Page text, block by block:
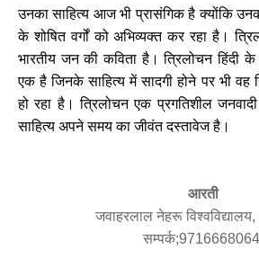
उनका साहित्य आज भी प्रासंगिक है क्योंकि
के शोषित वर्गों को अभिव्यक्त कर रहा है।
भारतीय जन की कविता है। त्रिलोचन हिंदी
एक है जिनके साहित्य में सादगी होने पर भी वह
हो रहा है। त्रिलोचन एक प्रगतिशील
साहित्य अपने समय का जीवंत दस्तावेज है।
आरती
जवाहरलाल नेहरू विश्वविद्यालय,
सम्पर्क;9716668064